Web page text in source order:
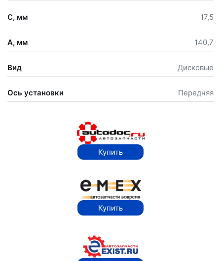
C, мм 17,5
A, мм 140,7
Вид Дисковые
Ось установки Передняя
Купить
Купить